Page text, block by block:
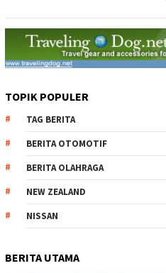
TOPIK POPULER
TAG BERITA
BERITA OTOMOTIF
BERITA OLAHRAGA
NEW ZEALAND
NISSAN
BERITA UTAMA